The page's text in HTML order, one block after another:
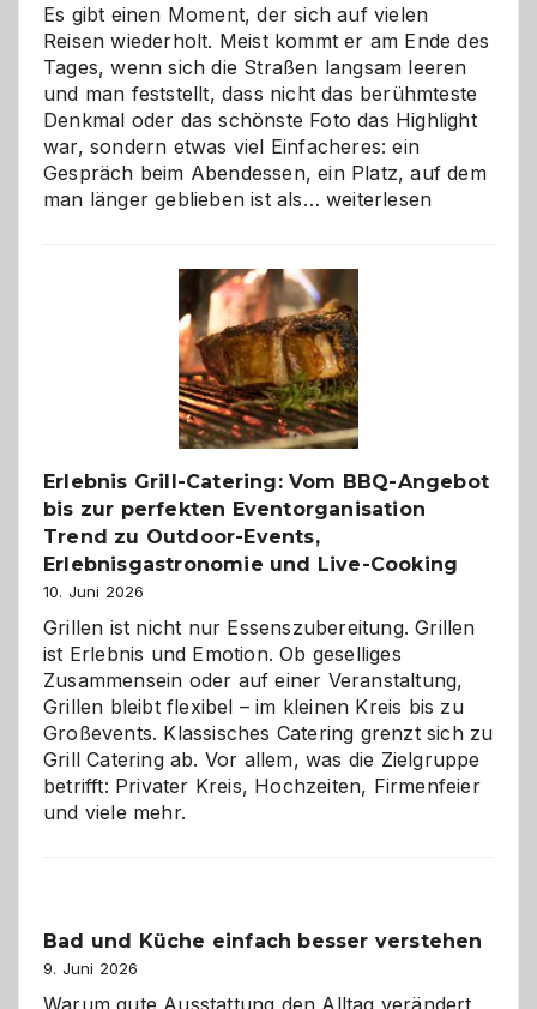
Es gibt einen Moment, der sich auf vielen
Reisen wiederholt. Meist kommt er am Ende des
Tages, wenn sich die Straßen langsam leeren
und man feststellt, dass nicht das berühmteste
Denkmal oder das schönste Foto das Highlight
war, sondern etwas viel Einfacheres: ein
Gespräch beim Abendessen, ein Platz, auf dem
man länger geblieben ist als… Als
–
die
Gelegenheit,
neue
Reiseziele
zu
entdecken
weiterlesen
Erlebnis Grill-Catering: Vom BBQ-Angebot
bis zur perfekten Eventorganisation
Trend zu Outdoor-Events,
Erlebnisgastronomie und Live-Cooking
10. Juni 2026
Grillen ist nicht nur Essenszubereitung. Grillen
ist Erlebnis und Emotion. Ob geselliges
Zusammensein oder auf einer Veranstaltung,
Grillen bleibt flexibel – im kleinen Kreis bis zu
Großevents. Klassisches Catering grenzt sich zu
Grill Catering ab. Vor allem, was die Zielgruppe
betrifft: Privater Kreis, Hochzeiten, Firmenfeier
und viele mehr.
Bad und Küche einfach besser verstehen
9. Juni 2026
Warum gute Ausstattung den Alltag verändert